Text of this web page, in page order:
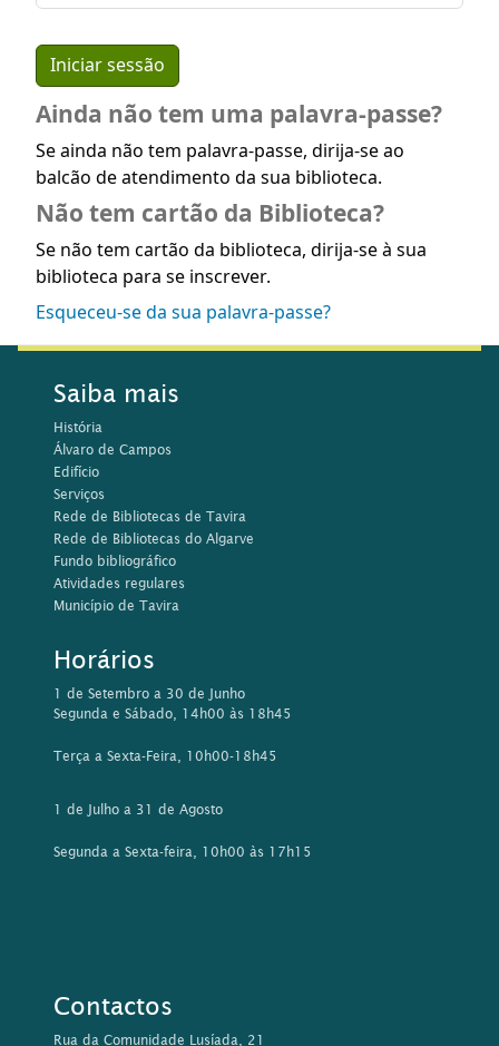
Ainda não tem uma palavra-passe?
Se ainda não tem palavra-passe, dirija-se ao
balcão de atendimento da sua biblioteca.
Não tem cartão da Biblioteca?
Se não tem cartão da biblioteca, dirija-se à sua
biblioteca para se inscrever.
Esqueceu-se da sua palavra-passe?
Saiba mais
História
Álvaro de Campos
Edifício
Serviços
Rede de Bibliotecas de Tavira
Rede de Bibliotecas do Algarve
Fundo bibliográfico
Atividades regulares
Município de Tavira
Horários
1 de Setembro a 30 de Junho
Segunda e Sábado, 14h00 às 18h45
Terça a Sexta-Feira, 10h00-18h45
1 de Julho a 31 de Agosto
Segunda a Sexta-feira, 10h00 às 17h15
Contactos
Rua da Comunidade Lusíada, 21